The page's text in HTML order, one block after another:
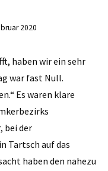
2020
haben wir ein sehr
war fast Null.
Es waren klare
bei der
Tartsch auf das
haben den nahezu